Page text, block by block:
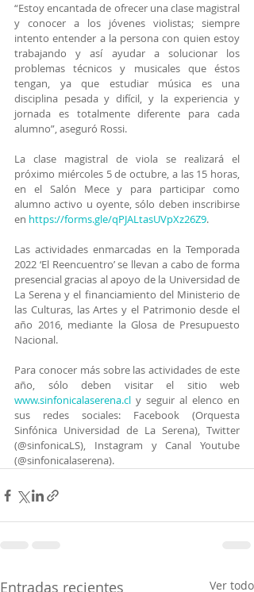
“Estoy encantada de ofrecer una clase magistral
y conocer a los jóvenes violistas; siempre
intento entender a la persona con quien estoy
trabajando y así ayudar a solucionar los
problemas técnicos y musicales que éstos
tengan, ya que estudiar música es una
disciplina pesada y difícil, y la experiencia y
jornada es totalmente diferente para cada
alumno”, aseguró Rossi.
La clase magistral de viola se realizará el
próximo miércoles 5 de octubre, a las 15 horas,
en el Salón Mece y para participar como
alumno activo u oyente, sólo deben inscribirse
en https://forms.gle/qPJALtasUVpXz26Z9.
Las actividades enmarcadas en la Temporada
2022 ‘El Reencuentro’ se llevan a cabo de forma
presencial gracias al apoyo de la Universidad de
La Serena y el financiamiento del Ministerio de
las Culturas, las Artes y el Patrimonio desde el
año 2016, mediante la Glosa de Presupuesto
Nacional.
Para conocer más sobre las actividades de este
www.sinfonicalaserena.cl y seguir al elenco en
sus redes sociales: Facebook (Orquesta
Sinfónica Universidad de La Serena), Twitter
(@sinfonicaLS), Instagram y Canal Youtube
(@sinfonicalaserena).
Entradas recientes Ver todo